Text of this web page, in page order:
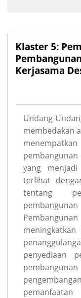
Klaster 5:
Kerjasama
Undang-
membedakan
yang
terlihat
tentang
penyediaan